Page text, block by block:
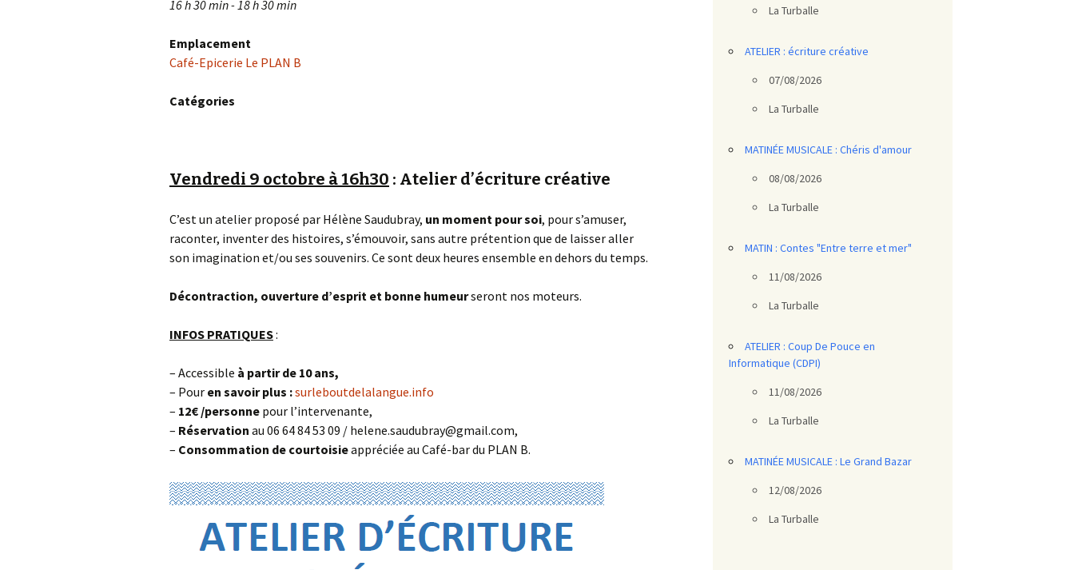
16 h 30 min - 18 h 30 min
Emplacement
Café-Epicerie Le PLAN B
Catégories
Vendredi 9 octobre à 16h30 : Atelier d’écriture créative
C’est un atelier proposé par Hélène Saudubray, un moment pour soi, pour s’amuser,
raconter, inventer des histoires, s’émouvoir, sans autre prétention que de laisser aller
son imagination et/ou ses souvenirs. Ce sont deux heures ensemble en dehors du temps.
Décontraction, ouverture d’esprit et bonne humeurseront nos moteurs.
INFOS PRATIQUES:
– Accessible à partir de 10 ans,
– Pour en savoir plus :surleboutdelalangue.info
– 12€ /personne pour l’intervenante,
– Réservation au 06 64 84 53 09 / helene.saudubray@gmail.com,
– Consommation de courtoisieappréciée au Café-bar du PLAN B.
La Turballe
ATELIER : écriture créative
07/08/2026
La Turballe
MATINÉE MUSICALE : Chéris d'amour
08/08/2026
La Turballe
MATIN : Contes "Entre terre et mer"
11/08/2026
La Turballe
ATELIER : Coup De Pouce en
Informatique (CDPI)
11/08/2026
La Turballe
MATINÉE MUSICALE : Le Grand Bazar
12/08/2026
La Turballe